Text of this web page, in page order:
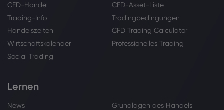
CFD-Handel
CFD-Asset-Liste
Trading-Info
Tradingbedingungen
Handelszeiten
CFD Trading Calculator
Wirtschaftskalender
Professionelles Trading
Social Trading
Lernen
News
Grundlagen des Handels